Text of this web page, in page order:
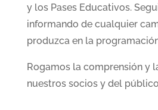
y los Pases Educativos.
informando de cualquier
produzca en la
Rogamos la comprensión y
nuestros socios y del